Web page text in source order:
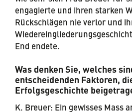
engagierte und ihren starken
Rückschlägen nie verlor und
End endete.
Was denken Sie, welches
entscheidenden Faktoren,
Erfolgsgeschichte
K. Breuer: Ein gewisses Mass